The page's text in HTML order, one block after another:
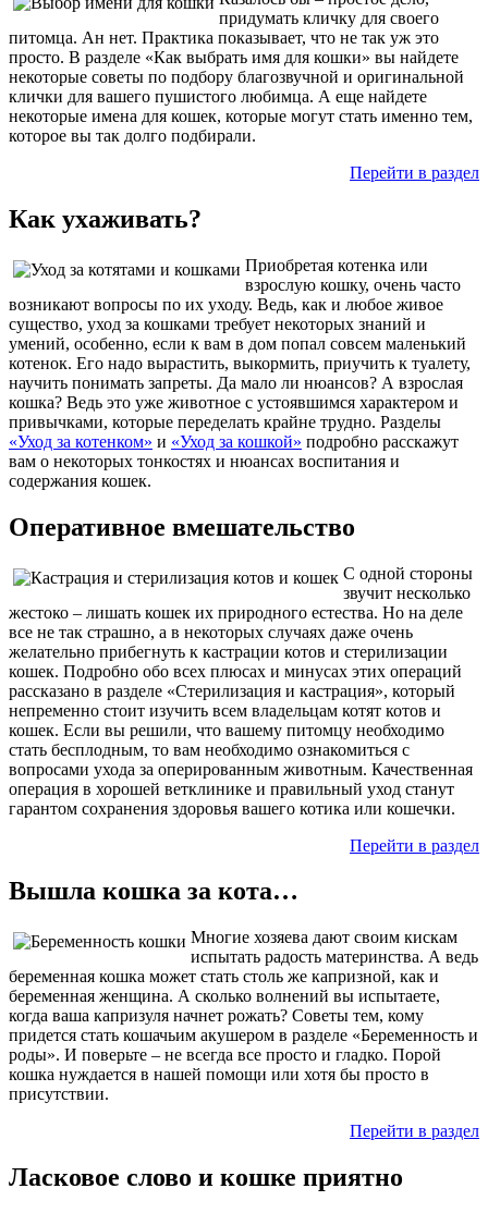
придумать кличку для своего
питомца. Ан нет. Практика показывает, что не так уж это
просто. В разделе «Как выбрать имя для кошки» вы найдете
некоторые советы по подбору благозвучной и оригинальной
клички для вашего пушистого любимца. А еще найдете
некоторые имена для кошек, которые могут стать именно тем,
которое вы так долго подбирали.
Перейти в раздел
Как ухаживать?
Приобретая котенка или
взрослую кошку, очень часто
возникают вопросы по их уходу. Ведь, как и любое живое
существо, уход за кошками требует некоторых знаний и
умений, особенно, если к вам в дом попал совсем маленький
котенок. Его надо вырастить, выкормить, приучить к туалету,
научить понимать запреты. Да мало ли нюансов? А взрослая
кошка? Ведь это уже животное с устоявшимся характером и
привычками, которые переделать крайне трудно. Разделы
«Уход за котенком» и «Уход за кошкой» подробно расскажут
вам о некоторых тонкостях и нюансах воспитания и
содержания кошек.
Оперативное вмешательство
С одной стороны
звучит несколько
жестоко – лишать кошек их природного естества. Но на деле
все не так страшно, а в некоторых случаях даже очень
желательно прибегнуть к кастрации котов и стерилизации
кошек. Подробно обо всех плюсах и минусах этих операций
рассказано в разделе «Стерилизация и кастрация», который
непременно стоит изучить всем владельцам котят котов и
кошек. Если вы решили, что вашему питомцу необходимо
стать бесплодным, то вам необходимо ознакомиться с
вопросами ухода за оперированным животным. Качественная
операция в хорошей ветклинике и правильный уход станут
гарантом сохранения здоровья вашего котика или кошечки.
Перейти в раздел
Вышла кошка за кота…
Многие хозяева дают своим кискам
испытать радость материнства. А ведь
беременная кошка может стать столь же капризной, как и
беременная женщина. А сколько волнений вы испытаете,
когда ваша капризуля начнет рожать? Советы тем, кому
придется стать кошачьим акушером в разделе «Беременность и
роды». И поверьте – не всегда все просто и гладко. Порой
кошка нуждается в нашей помощи или хотя бы просто в
присутствии.
Перейти в раздел
Ласковое слово и кошке приятно